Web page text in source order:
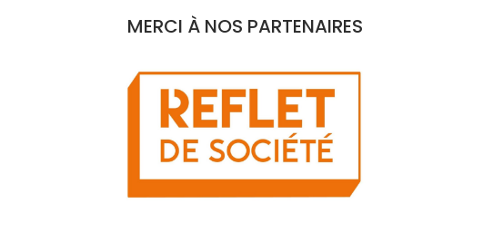
MERCI À NOS PARTENAIRES